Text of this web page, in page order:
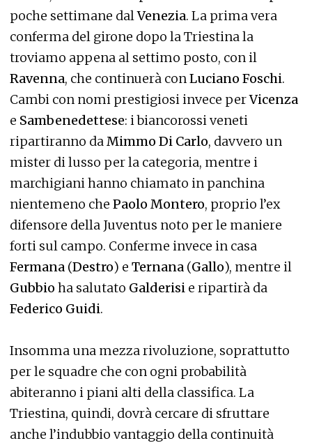
poche settimane dalVenezia. La prima vera
conferma del girone dopo la Triestina la
troviamo appena al settimo posto, con il
Ravenna, che continuerà conLuciano Foschi.
Cambi con nomi prestigiosi invece perVicenza
e Sambenedettese: i biancorossi veneti
ripartiranno daMimmo Di Carlo, davvero un
mister di lusso per la categoria, mentre i
marchigiani hanno chiamato in panchina
nientemeno che Paolo Montero, proprio l’ex
difensore della Juventus noto per le maniere
forti sul campo. Conferme invece in casa
Fermana (Destro) e Ternana (Gallo), mentre il
Gubbio ha salutato Galderisi e ripartirà da
Federico Guidi.
Insomma una mezza rivoluzione, soprattutto
per le squadre che con ogni probabilità
abiteranno i piani alti della classifica. La
Triestina, quindi, dovrà cercare di sfruttare
anche l’indubbio vantaggio della continuità